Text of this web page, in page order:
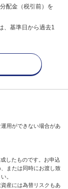
配金（税引前）を
、基準日から過去1
用ができない場合があ
したものです。お申込
または同時にお渡し致
。
産には為替リスクもあ